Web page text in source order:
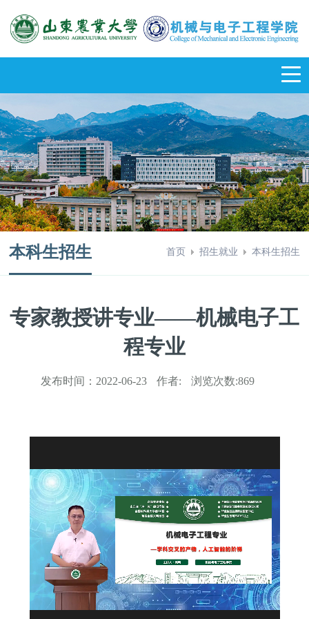
本科生招生 首页 招生就业 本科生招生
专家教授讲专业——机械电子工
程专业
发布时间： 2022-06-23 作者: 浏览次数:869